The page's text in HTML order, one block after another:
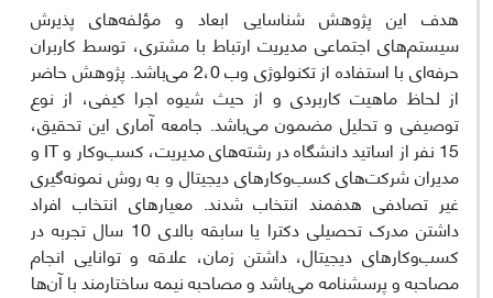
هدف این پژوهش شناسایی ابعاد و مؤلفه‌های پذیرش
سیستم‌های اجتماعی مدیریت ارتباط با مشتری، توسط کاربران
حرفه‌ای با استفاده از تکنولوژی وب 2،0 می‌باشد. پژوهش حاضر
از لحاظ ماهیت کاربردی و از حیث شیوه اجرا کیفی، از نوع
توصیفی و تحلیل مضمون می‌باشد. جامعه آماری ‌این تحقیق،
15 نفر از اساتید دانشگاه در رشته‌های مدیریت، کسب‌وکار و IT و
مدیران شرکت‌های کسب‌وکارهای دیجیتال و به روش نمونه‌گیری
غیر تصادفی هدفمند انتخاب شدند. معیارهای انتخاب افراد
داشتن مدرک تحصیلی دکترا یا سابقه بالای 10 سال تجربه در
کسب‌وکارهای دیجیتال، داشتن زمان، علاقه و توانایی انجام
مصاحبه و پرسشنامه می‌باشد و مصاحبه نیمه ساختارمند با آن‌ها